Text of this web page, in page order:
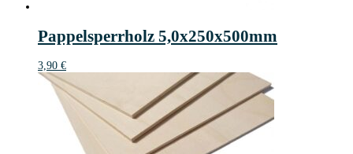
Pappelsperrholz 5,0x250x500mm
3,90 €